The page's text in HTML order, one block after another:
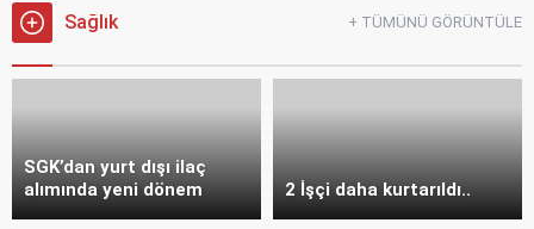
Sağlık + TÜMÜNÜ GÖRÜNTÜLE
SGK’dan yurt dışı ilaç
alımında yeni dönem
2 İşçi daha kurtarıldı..